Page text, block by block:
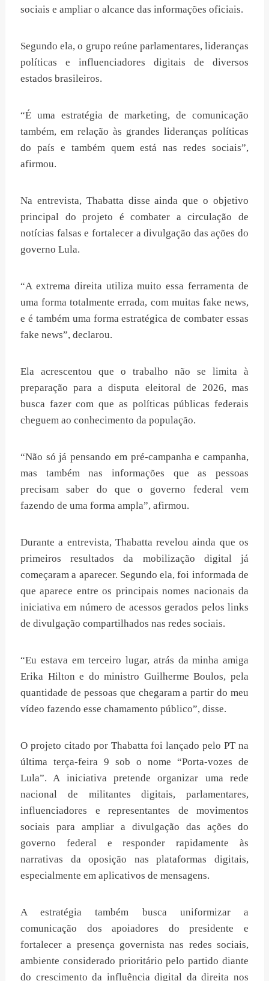
sociais e ampliar o alcance das informações oficiais.
Segundo ela, o grupo reúne parlamentares, lideranças
políticas e influenciadores digitais de diversos
estados brasileiros.
“É uma estratégia de marketing, de comunicação
também, em relação às grandes lideranças políticas
do país e também quem está nas redes sociais”,
afirmou.
Na entrevista, Thabatta disse ainda que o objetivo
principal do projeto é combater a circulação de
notícias falsas e fortalecer a divulgação das ações do
governo Lula.
“A extrema direita utiliza muito essa ferramenta de
uma forma totalmente errada, com muitas fake news,
e é também uma forma estratégica de combater essas
fake news”, declarou.
Ela acrescentou que o trabalho não se limita à
preparação para a disputa eleitoral de 2026, mas
busca fazer com que as políticas públicas federais
cheguem ao conhecimento da população.
“Não só já pensando em pré-campanha e campanha,
mas também nas informações que as pessoas
precisam saber do que o governo federal vem
fazendo de uma forma ampla”, afirmou.
Durante a entrevista, Thabatta revelou ainda que os
primeiros resultados da mobilização digital já
começaram a aparecer. Segundo ela, foi informada de
que aparece entre os principais nomes nacionais da
iniciativa em número de acessos gerados pelos links
de divulgação compartilhados nas redes sociais.
“Eu estava em terceiro lugar, atrás da minha amiga
Erika Hilton e do ministro Guilherme Boulos, pela
quantidade de pessoas que chegaram a partir do meu
vídeo fazendo esse chamamento público”, disse.
O projeto citado por Thabatta foi lançado pelo PT na
última terça-feira 9 sob o nome “Porta-vozes de
Lula”. A iniciativa pretende organizar uma rede
nacional de militantes digitais, parlamentares,
influenciadores e representantes de movimentos
sociais para ampliar a divulgação das ações do
governo federal e responder rapidamente às
narrativas da oposição nas plataformas digitais,
especialmente em aplicativos de mensagens.
A estratégia também busca uniformizar a
comunicação dos apoiadores do presidente e
fortalecer a presença governista nas redes sociais,
ambiente considerado prioritário pelo partido diante
do crescimento da influência digital da direita nos